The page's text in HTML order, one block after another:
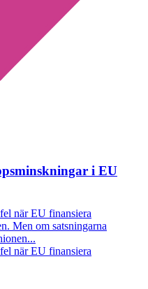
i EU
när EU finansiera
Men om satsningarna
när EU finansiera